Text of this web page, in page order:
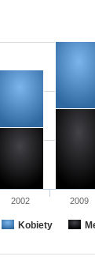
Kobiety
2002 2009